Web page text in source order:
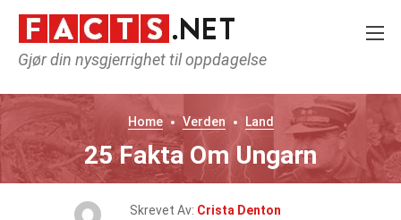
Gjør din nysgjerrighet til oppdagelse
Home Verden Land
25 Fakta Om Ungarn
Skrevet Av: Crista Denton